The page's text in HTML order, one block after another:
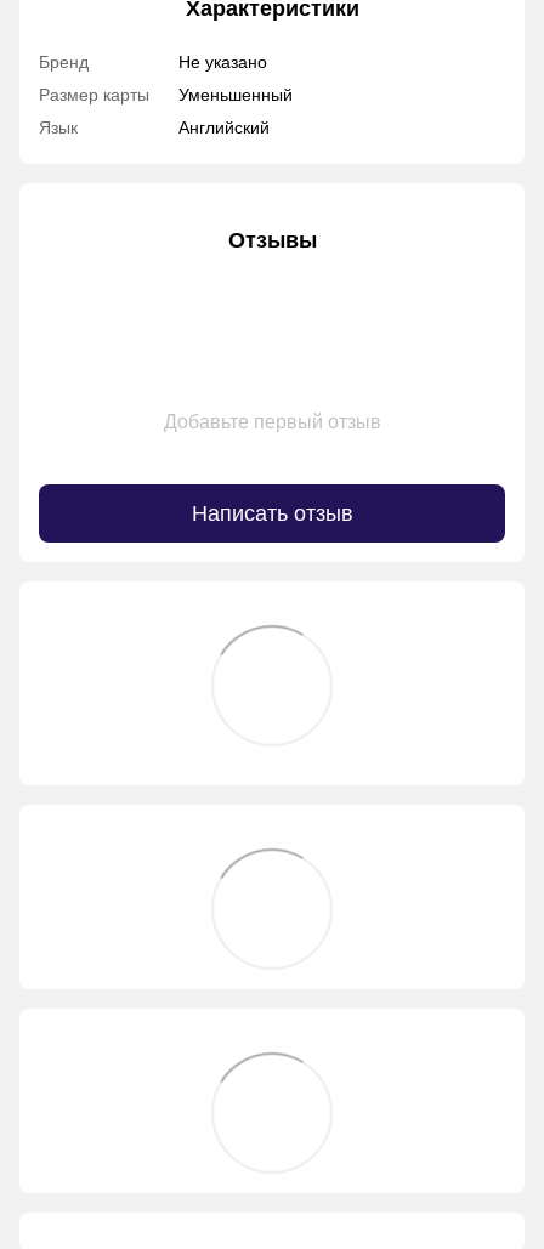
Характеристики
Бренд
Не указано
Размер карты
Уменьшенный
Язык
Английский
Отзывы
Добавьте первый отзыв
Написать отзыв